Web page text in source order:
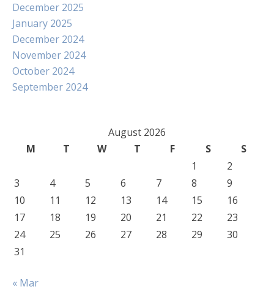
December 2025
January 2025
December 2024
November 2024
October 2024
September 2024
August 2026
M
T W T F S
S
1
2
3
4 5 6 7 8
9
10
11 12 13 14 15
16
17
18 19 20 21 22
23
24
25 26 27 28 29
30
31
« Mar